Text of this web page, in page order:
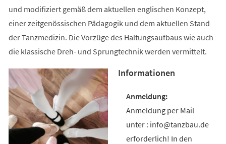
und modifiziert gemäß dem aktuellen englischen Konzept,
einer zeitgenössischen Pädagogik und dem aktuellen Stand
der Tanzmedizin. Die Vorzüge des Haltungsaufbaus wie auch
die klassische Dreh- und Sprungtechnik werden vermittelt.
Informationen
Anmeldung per Mail
unter : info@tanzbau.de
erforderlich! In den